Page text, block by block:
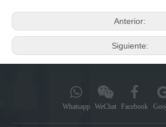
Anterior:
Siguiente:
Whatsapp WeChat Facebook